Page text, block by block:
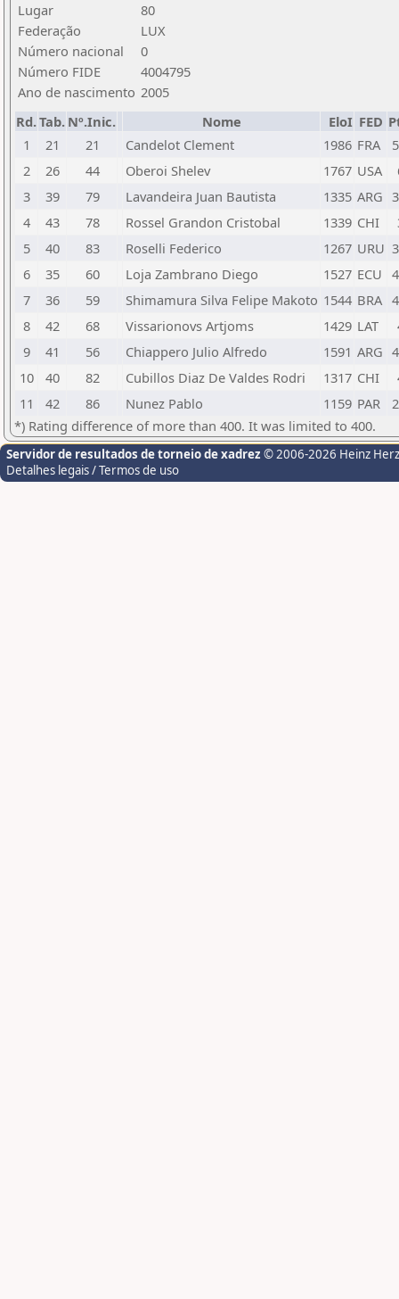
Lugar
80
Federação
LUX
Número nacional
0
Número FIDE
4004795
Ano de nascimento 2005
Rd.Tab. Nº.Inic. Nome EloI FED
1
21 21 Candelot Clement 1986 FRA
2
26 44 Oberoi Shelev 1767 USA
3
39 79 Lavandeira Juan Bautista 1335 ARG
4
43 78 Rossel Grandon Cristobal 1339 CHI
5
40 83 Roselli Federico 1267 URU
6
35 60 Loja Zambrano Diego 1527 ECU
7
36 59 Shimamura Silva Felipe Makoto 1544 BRA
8
42 68 Vissarionovs Artjoms 1429 LAT
9
41 56 Chiappero Julio Alfredo 1591 ARG
10
40 82 Cubillos Diaz De Valdes Rodri 1317 CHI
11
42 86 Nunez Pablo 1159 PAR
*) Rating difference of more than 400. It was limited to 400.
Servidor de resultados de torneio de xadrez © 2006-2026 Heinz
Detalhes legais / Termos de uso